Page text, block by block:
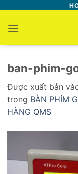
nội
dung
ban-phim-
Được xuất bản
trong BÀN PHÍM
HÀNG QMS